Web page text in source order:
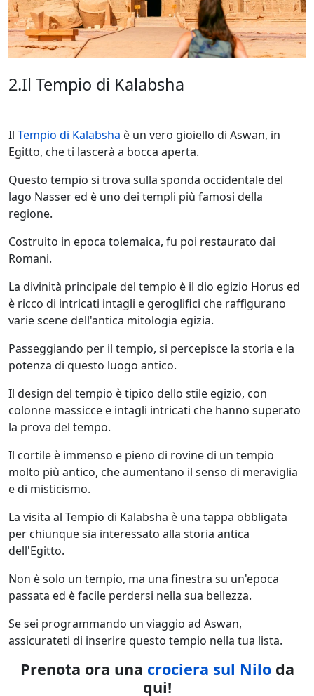
2.Il Tempio di Kalabsha
Il Tempio di Kalabsha è un vero gioiello di Aswan, in
Egitto, che ti lascerà a bocca aperta.
Questo tempio si trova sulla sponda occidentale del
lago Nasser ed è uno dei templi più famosi della
regione.
Costruito in epoca tolemaica, fu poi restaurato dai
Romani.
La divinità principale del tempio è il dio egizio Horus ed
è ricco di intricati intagli e geroglifici che raffigurano
varie scene dell'antica mitologia egizia.
Passeggiando per il tempio, si percepisce la storia e la
potenza di questo luogo antico.
Il design del tempio è tipico dello stile egizio, con
colonne massicce e intagli intricati che hanno superato
la prova del tempo.
Il cortile è immenso e pieno di rovine di un tempio
molto più antico, che aumentano il senso di meraviglia
e di misticismo.
La visita al Tempio di Kalabsha è una tappa obbligata
per chiunque sia interessato alla storia antica
dell'Egitto.
Non è solo un tempio, ma una finestra su un'epoca
passata ed è facile perdersi nella sua bellezza.
Se sei programmando un viaggio ad Aswan,
assicurateti di inserire questo tempio nella tua lista.
Prenota ora una crociera sul Niloda
qui!